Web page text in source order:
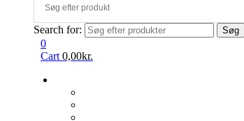
Search for: Søg
0
Cart 0,00kr.